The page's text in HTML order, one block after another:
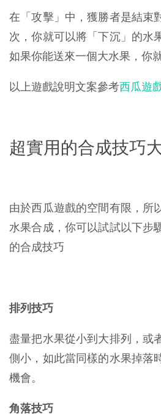
在「攻擊」中，獲勝者是結束
次，你就可以將「下沉」的水
如果你能送來一個大水果，你
以上遊戲說明文案參考西瓜遊
超實用的合成技巧
由於西瓜遊戲的空間有限，所
水果合成，你可以試試以下步
的合成技巧
排列技巧
盡量把水果從小到大排列，或
側小，如此當同樣的水果掉落
機會。
角落技巧